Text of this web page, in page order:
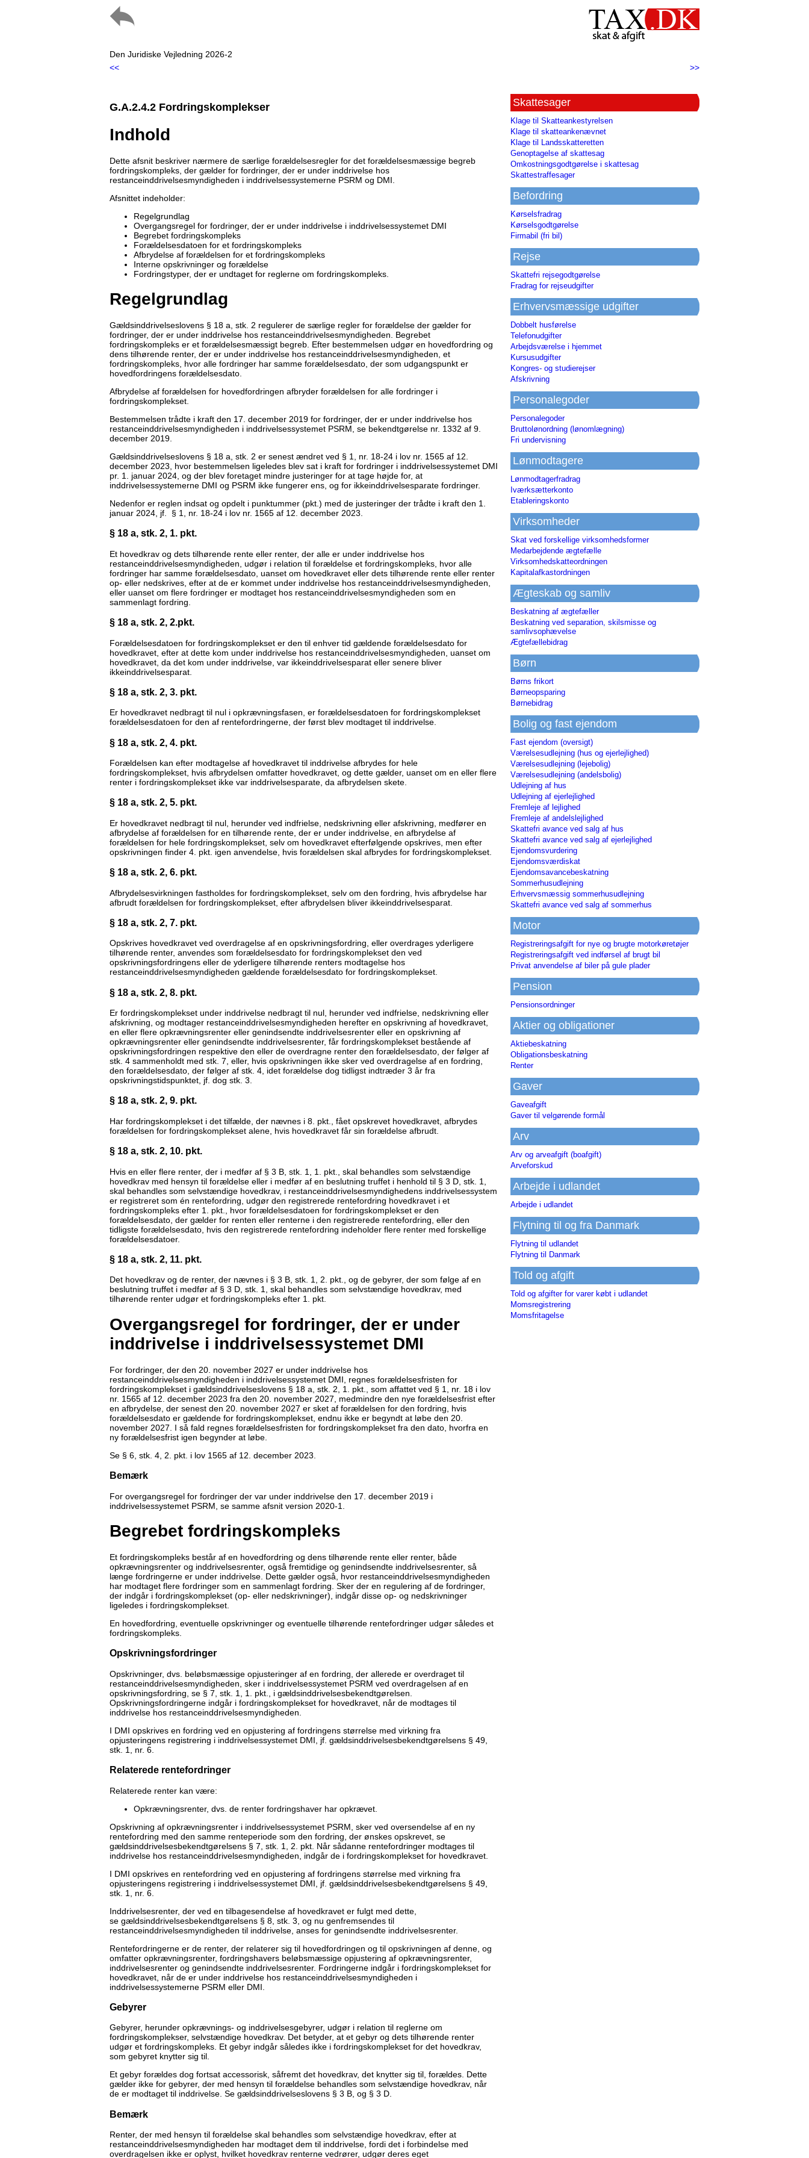
Den Juridiske Vejledning 2026-2
<<
>>
G.A.2.4.2 Fordringskomplekser
Indhold
Dette afsnit beskriver nærmere de særlige forældelsesregler for det forældelsesmæssige begreb
fordringskompleks, der gælder for fordringer, der er under inddrivelse hos
restanceinddrivelsesmyndigheden i inddrivelsessystemerne PSRM og DMI.
Afsnittet indeholder:
Regelgrundlag
Overgangsregel for fordringer, der er under inddrivelse i inddrivelsessystemet DMI
Begrebet fordringskompleks
Forældelsesdatoen for et fordringskompleks
Afbrydelse af forældelsen for et fordringskompleks
Interne opskrivninger og forældelse
Fordringstyper, der er undtaget for reglerne om fordringskompleks.
Regelgrundlag
Gældsinddrivelseslovens § 18 a, stk. 2 regulerer de særlige regler for forældelse der gælder for
fordringer, der er under inddrivelse hos restanceinddrivelsesmyndigheden. Begrebet
fordringskompleks er et forældelsesmæssigt begreb. Efter bestemmelsen udgør en hovedfordring og
dens tilhørende renter, der er under inddrivelse hos restanceinddrivelsesmyndigheden, et
fordringskompleks, hvor alle fordringer har samme forældelsesdato, der som udgangspunkt er
hovedfordringens forældelsesdato.
Afbrydelse af forældelsen for hovedfordringen afbryder forældelsen for alle fordringer i
fordringskomplekset.
Bestemmelsen trådte i kraft den 17. december 2019 for fordringer, der er under inddrivelse hos
restanceinddrivelsesmyndigheden i inddrivelsessystemet PSRM, se bekendtgørelse nr. 1332 af 9.
december 2019.
Gældsinddrivelseslovens § 18 a, stk. 2 er senest ændret ved § 1, nr. 18-24 i lov nr. 1565 af 12.
december 2023, hvor bestemmelsen ligeledes blev sat i kraft for fordringer i inddrivelsessystemet DMI
pr. 1. januar 2024, og der blev foretaget mindre justeringer for at tage højde for, at
inddrivelsessystemerne DMI og PSRM ikke fungerer ens, og for ikkeinddrivelsesparate fordringer.
Nedenfor er reglen indsat og opdelt i punktummer (pkt.) med de justeringer der trådte i kraft den 1.
januar 2024, jf. § 1, nr. 18-24 i lov nr. 1565 af 12. december 2023.
§ 18 a, stk. 2, 1. pkt.
Et hovedkrav og dets tilhørende rente eller renter, der alle er under inddrivelse hos
restanceinddrivelsesmyndigheden, udgør i relation til forældelse et fordringskompleks, hvor alle
fordringer har samme forældelsesdato, uanset om hovedkravet eller dets tilhørende rente eller renter
op- eller nedskrives, efter at de er kommet under inddrivelse hos restanceinddrivelsesmyndigheden,
eller uanset om flere fordringer er modtaget hos restanceinddrivelsesmyndigheden som en
sammenlagt fordring.
§ 18 a, stk. 2, 2.pkt.
Forældelsesdatoen for fordringskomplekset er den til enhver tid gældende forældelsesdato for
hovedkravet, efter at dette kom under inddrivelse hos restanceinddrivelsesmyndigheden, uanset om
hovedkravet, da det kom under inddrivelse, var ikkeinddrivelsesparat eller senere bliver
ikkeinddrivelsesparat.
§ 18 a, stk. 2, 3. pkt.
Er hovedkravet nedbragt til nul i opkrævningsfasen, er forældelsesdatoen for fordringskomplekset
forældelsesdatoen for den af rentefordringerne, der først blev modtaget til inddrivelse.
§ 18 a, stk. 2, 4. pkt.
Forældelsen kan efter modtagelse af hovedkravet til inddrivelse afbrydes for hele
fordringskomplekset, hvis afbrydelsen omfatter hovedkravet, og dette gælder, uanset om en eller flere
renter i fordringskomplekset ikke var inddrivelsesparate, da afbrydelsen skete.
§ 18 a, stk. 2, 5. pkt.
Er hovedkravet nedbragt til nul, herunder ved indfrielse, nedskrivning eller afskrivning, medfører en
afbrydelse af forældelsen for en tilhørende rente, der er under inddrivelse, en afbrydelse af
forældelsen for hele fordringskomplekset, selv om hovedkravet efterfølgende opskrives, men efter
opskrivningen finder 4. pkt. igen anvendelse, hvis forældelsen skal afbrydes for fordringskomplekset.
§ 18 a, stk. 2, 6. pkt.
Afbrydelsesvirkningen fastholdes for fordringskomplekset, selv om den fordring, hvis afbrydelse har
afbrudt forældelsen for fordringskomplekset, efter afbrydelsen bliver ikkeinddrivelsesparat.
§ 18 a, stk. 2, 7. pkt.
Opskrives hovedkravet ved overdragelse af en opskrivningsfordring, eller overdrages yderligere
tilhørende renter, anvendes som forældelsesdato for fordringskomplekset den ved
opskrivningsfordringens eller de yderligere tilhørende renters modtagelse hos
restanceinddrivelsesmyndigheden gældende forældelsesdato for fordringskomplekset.
§ 18 a, stk. 2, 8. pkt.
Er fordringskomplekset under inddrivelse nedbragt til nul, herunder ved indfrielse, nedskrivning eller
afskrivning, og modtager restanceinddrivelsesmyndigheden herefter en opskrivning af hovedkravet,
en eller flere opkrævningsrenter eller genindsendte inddrivelsesrenter eller en opskrivning af
opkrævningsrenter eller genindsendte inddrivelsesrenter, får fordringskomplekset bestående af
opskrivningsfordringen respektive den eller de overdragne renter den forældelsesdato, der følger af
stk. 4 sammenholdt med stk. 7, eller, hvis opskrivningen ikke sker ved overdragelse af en fordring,
den forældelsesdato, der følger af stk. 4, idet forældelse dog tidligst indtræder 3 år fra
opskrivningstidspunktet, jf. dog stk. 3.
§ 18 a, stk. 2, 9. pkt.
Har fordringskomplekset i det tilfælde, der nævnes i 8. pkt., fået opskrevet hovedkravet, afbrydes
forældelsen for fordringskomplekset alene, hvis hovedkravet får sin forældelse afbrudt.
§ 18 a, stk. 2, 10. pkt.
Hvis en eller flere renter, der i medfør af § 3 B, stk. 1, 1. pkt., skal behandles som selvstændige
hovedkrav med hensyn til forældelse eller i medfør af en beslutning truffet i henhold til § 3 D, stk. 1,
skal behandles som selvstændige hovedkrav, i restanceinddrivelsesmyndighedens inddrivelsessystem
er registreret som én rentefordring, udgør den registrerede rentefordring hovedkravet i et
fordringskompleks efter 1. pkt., hvor forældelsesdatoen for fordringskomplekset er den
forældelsesdato, der gælder for renten eller renterne i den registrerede rentefordring, eller den
tidligste forældelsesdato, hvis den registrerede rentefordring indeholder flere renter med forskellige
forældelsesdatoer.
§ 18 a, stk. 2, 11. pkt.
Det hovedkrav og de renter, der nævnes i § 3 B, stk. 1, 2. pkt., og de gebyrer, der som følge af en
beslutning truffet i medfør af § 3 D, stk. 1, skal behandles som selvstændige hovedkrav, med
tilhørende renter udgør et fordringskompleks efter 1. pkt.
Overgangsregel for fordringer, der er under
inddrivelse i inddrivelsessystemet DMI
For fordringer, der den 20. november 2027 er under inddrivelse hos
restanceinddrivelsesmyndigheden i inddrivelsessystemet DMI, regnes forældelsesfristen for
fordringskomplekset i gældsinddrivelseslovens § 18 a, stk. 2, 1. pkt., som affattet ved § 1, nr. 18 i lov
nr. 1565 af 12. december 2023 fra den 20. november 2027, medmindre den nye forældelsesfrist efter
en afbrydelse, der senest den 20. november 2027 er sket af forældelsen for den fordring, hvis
forældelsesdato er gældende for fordringskomplekset, endnu ikke er begyndt at løbe den 20.
november 2027. I så fald regnes forældelsesfristen for fordringskomplekset fra den dato, hvorfra en
ny forældelsesfrist igen begynder at løbe.
Se § 6, stk. 4, 2. pkt. i lov 1565 af 12. december 2023.
Bemærk
For overgangsregel for fordringer der var under inddrivelse den 17. december 2019 i
inddrivelsessystemet PSRM, se samme afsnit version 2020-1.
Begrebet fordringskompleks
Et fordringskompleks består af en hovedfordring og dens tilhørende rente eller renter, både
opkrævningsrenter og inddrivelsesrenter, også fremtidige og genindsendte inddrivelsesrenter, så
længe fordringerne er under inddrivelse. Dette gælder også, hvor restanceinddrivelsesmyndigheden
har modtaget flere fordringer som en sammenlagt fordring. Sker der en regulering af de fordringer,
der indgår i fordringskomplekset (op- eller nedskrivninger), indgår disse op- og nedskrivninger
ligeledes i fordringskomplekset.
En hovedfordring, eventuelle opskrivninger og eventuelle tilhørende rentefordringer udgør således et
fordringskompleks.
Opskrivningsfordringer
Opskrivninger, dvs. beløbsmæssige opjusteringer af en fordring, der allerede er overdraget til
restanceinddrivelsesmyndigheden, sker i inddrivelsessystemet PSRM ved overdragelsen af en
opskrivningsfordring, se § 7, stk. 1, 1. pkt., i gældsinddrivelsesbekendtgørelsen.
Opskrivningsfordringerne indgår i fordringskomplekset for hovedkravet, når de modtages til
inddrivelse hos restanceinddrivelsesmyndigheden.
I DMI opskrives en fordring ved en opjustering af fordringens størrelse med virkning fra
opjusteringens registrering i inddrivelsessystemet DMI, jf. gældsinddrivelsesbekendtgørelsens § 49,
stk. 1, nr. 6.
Relaterede rentefordringer
Relaterede renter kan være:
Opkrævningsrenter, dvs. de renter fordringshaver har opkrævet.
Opskrivning af opkrævningsrenter i inddrivelsessystemet PSRM, sker ved oversendelse af en ny
rentefordring med den samme renteperiode som den fordring, der ønskes opskrevet, se
gældsinddrivelsesbekendtgørelsens § 7, stk. 1, 2. pkt. Når sådanne rentefordringer modtages til
inddrivelse hos restanceinddrivelsesmyndigheden, indgår de i fordringskomplekset for hovedkravet.
I DMI opskrives en rentefordring ved en opjustering af fordringens størrelse med virkning fra
opjusteringens registrering i inddrivelsessystemet DMI, jf. gældsinddrivelsesbekendtgørelsens § 49,
stk. 1, nr. 6.
Inddrivelsesrenter, der ved en tilbagesendelse af hovedkravet er fulgt med dette,
se gældsinddrivelsesbekendtgørelsens § 8, stk. 3, og nu genfremsendes til
restanceinddrivelsesmyndigheden til inddrivelse, anses for genindsendte inddrivelsesrenter.
Rentefordringerne er de renter, der relaterer sig til hovedfordringen og til opskrivningen af denne, og
omfatter opkrævningsrenter, fordringshavers beløbsmæssige opjustering af opkrævningsrenter,
inddrivelsesrenter og genindsendte inddrivelsesrenter. Fordringerne indgår i fordringskomplekset for
hovedkravet, når de er under inddrivelse hos restanceinddrivelsesmyndigheden i
inddrivelsessystemerne PSRM eller DMI.
Gebyrer
Gebyrer, herunder opkrævnings- og inddrivelsesgebyrer, udgør i relation til reglerne om
fordringskomplekser, selvstændige hovedkrav. Det betyder, at et gebyr og dets tilhørende renter
udgør et fordringskompleks. Et gebyr indgår således ikke i fordringskomplekset for det hovedkrav,
som gebyret knytter sig til.
Et gebyr forældes dog fortsat accessorisk, såfremt det hovedkrav, det knytter sig til, forældes. Dette
gælder ikke for gebyrer, der med hensyn til forældelse behandles som selvstændige hovedkrav, når
de er modtaget til inddrivelse. Se gældsinddrivelseslovens § 3 B, og § 3 D.
Bemærk
Renter, der med hensyn til forældelse skal behandles som selvstændige hovedkrav, efter at
restanceinddrivelsesmyndigheden har modtaget dem til inddrivelse, fordi det i forbindelse med
overdragelsen ikke er oplyst, hvilket hovedkrav renterne vedrører, udgør deres eget
Skattesager
Klage til Skatteankestyrelsen
Klage til skatteankenævnet
Klage til Landsskatteretten
Genoptagelse af skattesag
Omkostningsgodtgørelse i skattesag
Skattestraffesager
Befordring
Kørselsfradrag
Kørselsgodtgørelse
Firmabil (fri bil)
Rejse
Skattefri rejsegodtgørelse
Fradrag for rejseudgifter
Erhvervsmæssige udgifter
Dobbelt husførelse
Telefonudgifter
Arbejdsværelse i hjemmet
Kursusudgifter
Kongres- og studierejser
Afskrivning
Personalegoder
Personalegoder
Bruttolønordning (lønomlægning)
Fri undervisning
Lønmodtagere
Lønmodtagerfradrag
Iværksætterkonto
Etableringskonto
Virksomheder
Skat ved forskellige virksomhedsformer
Medarbejdende ægtefælle
Virksomhedskatteordningen
Kapitalafkastordningen
Ægteskab og samliv
Beskatning af ægtefæller
Beskatning ved separation, skilsmisse og
samlivsophævelse
Ægtefællebidrag
Børn
Børns frikort
Børneopsparing
Børnebidrag
Bolig og fast ejendom
Fast ejendom (oversigt)
Værelsesudlejning (hus og ejerlejlighed)
Værelsesudlejning (lejebolig)
Værelsesudlejning (andelsbolig)
Udlejning af hus
Udlejning af ejerlejlighed
Fremleje af lejlighed
Fremleje af andelslejlighed
Skattefri avance ved salg af hus
Skattefri avance ved salg af ejerlejlighed
Ejendomsvurdering
Ejendomsværdiskat
Ejendomsavancebeskatning
Sommerhusudlejning
Erhvervsmæssig sommerhusudlejning
Skattefri avance ved salg af sommerhus
Motor
Registreringsafgift for nye og brugte motorkøretøjer
Registreringsafgift ved indførsel af brugt bil
Privat anvendelse af biler på gule plader
Pension
Pensionsordninger
Aktier og obligationer
Aktiebeskatning
Obligationsbeskatning
Renter
Gaver
Gaveafgift
Gaver til velgørende formål
Arv
Arv og arveafgift (boafgift)
Arveforskud
Arbejde i udlandet
Arbejde i udlandet
Flytning til og fra Danmark
Flytning til udlandet
Flytning til Danmark
Told og afgift
Told og afgifter for varer købt i udlandet
Momsregistrering
Momsfritagelse